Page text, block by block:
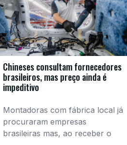
Chineses consultam fornecedores
brasileiros, mas preço ainda é
impeditivo
Montadoras com fábrica local já
procuraram empresas
brasileiras mas, ao receber o